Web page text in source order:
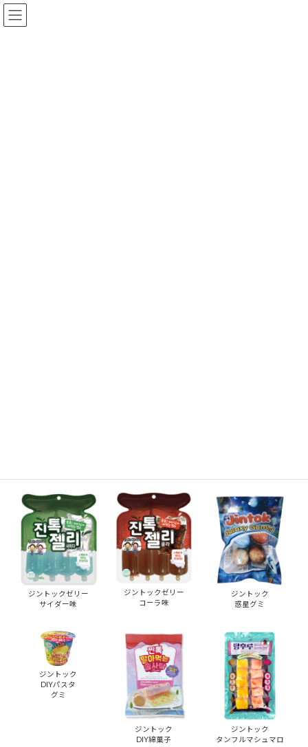
コ
ン
ナ
ビ
ジントックゼリー
サイダー味
ジントックゼリー
コーラ味
ジントック
惑星グミ
ジントック
DIYパスタ
グミ
ジントック
DIY綿菓子
ジントック
タンフルマシュマロ